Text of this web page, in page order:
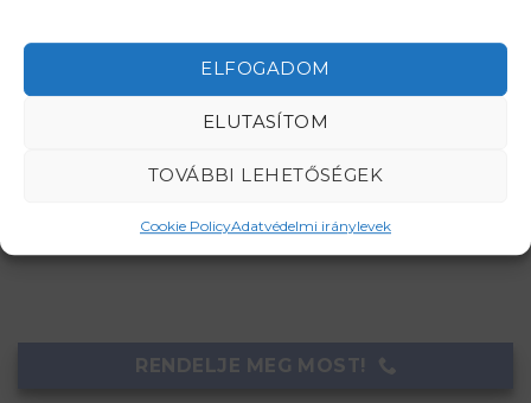
ELFOGADOM
ELUTASÍTOM
TOVÁBBI LEHETŐSÉGEK
Cookie PolicyAdatvédelmi iránylevek
Geréb tokos változat azonnal raktárról!
megrendeléstől számítva 4-5 hét.
RENDELJE MEG MOST!